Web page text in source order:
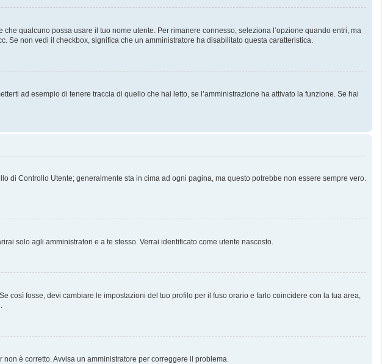
qualcuno possa usare il tuo nome utente. Per rimanere connesso, seleziona l’opzione quando entri, ma
Se non vedi il checkbox, significa che un amministratore ha disabilitato questa caratteristica.
ad esempio di tenere traccia di quello che hai letto, se l’amministrazione ha attivato la funzione. Se hai
di Controllo Utente; generalmente sta in cima ad ogni pagina, ma questo potrebbe non essere sempre vero.
solo agli amministratori e a te stesso. Verrai identificato come utente nascosto.
così fosse, devi cambiare le impostazioni del tuo profilo per il fuso orario e farlo coincidere con la tua area,
è corretto. Avvisa un amministratore per correggere il problema.